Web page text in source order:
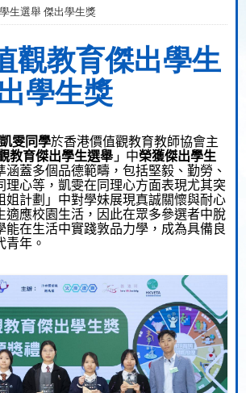
生選舉 傑出學生獎
觀教育傑出學生
學生獎
雯同學於香港價值觀教育教師協會主
教育傑出學生選舉」 中榮獲傑出學生
涵蓋多個品德範疇 ，包括堅毅、勤勞、
理心等， 凱雯在同理心方面表現尤其突
姐計劃」中對學妹展現真誠關懷與耐心
適應校園生活，因 此在眾多參選者中脫
能在生活中實踐敦品力學 ，成為具備 良
青年。